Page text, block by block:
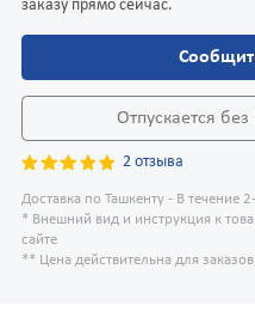
заказу прямо сейчас.
Отпускается без
2 отзыва
Доставка по Ташкенту - В течение
* Внешний вид и инструкция к
сайте
** Цена действительна для